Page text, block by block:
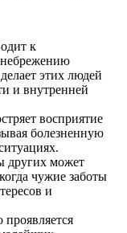
к
этих людей
и внутренней
восприятие
болезненную
других может
чужие заботы
и
проявляется